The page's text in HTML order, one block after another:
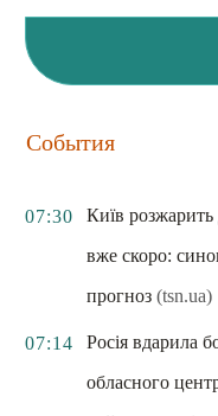
События
07:30
Київ
вже скоро:
прогноз (tsn.ua)
07:14
Росія вдарила
обласного